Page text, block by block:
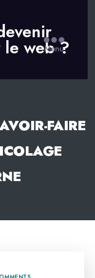
web ?
Menu
FAIRE